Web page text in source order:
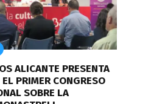
ALICANTE PRESENTA
PRIMER CONGRESO
SOBRE LA